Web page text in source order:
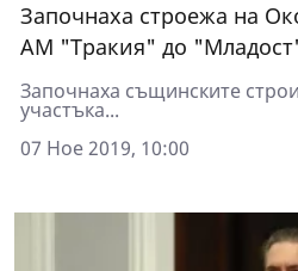
Започнаха строежа на
АМ "Тракия" до
Започнаха същинските
участъка...
07 Ное 2019, 10:00